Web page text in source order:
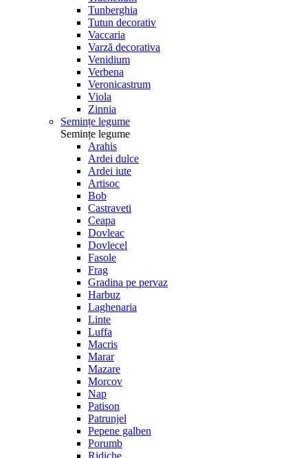
Tunberghia
Tutun decorativ
Vaccaria
Varză decorativa
Venidium
Verbena
Veronicastrum
Viola
Zinnia
Semințe legume
Semințe legume
Arahis
Ardei dulce
Ardei iute
Artisoc
Bob
Castraveti
Ceapa
Dovleac
Dovlecel
Fasole
Frag
Gradina pe pervaz
Harbuz
Laghenaria
Linte
Luffa
Macris
Marar
Mazare
Morcov
Nap
Patison
Patrunjel
Pepene galben
Porumb
Ridiche